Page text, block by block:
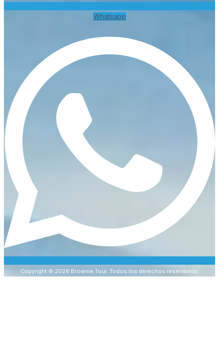
Whatsapp
Copyright © 2026 Brownie Tour. Todos los derechos reservados.